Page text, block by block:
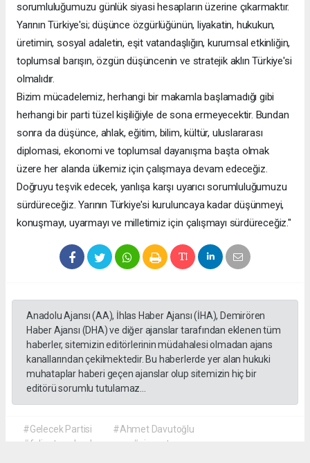
sorumluluğumuzu günlük siyasi hesapların üzerine çıkarmaktır.
Yarının Türkiye'si; düşünce özgürlüğünün, liyakatin, hukukun,
üretimin, sosyal adaletin, eşit vatandaşlığın, kurumsal etkinliğin,
toplumsal barışın, özgün düşüncenin ve stratejik aklın Türkiye'si
olmalıdır.
Bizim mücadelemiz, herhangi bir makamla başlamadığı gibi
herhangi bir parti tüzel kişiliğiyle de sona ermeyecektir. Bundan
sonra da düşünce, ahlak, eğitim, bilim, kültür, uluslararası
diplomasi, ekonomi ve toplumsal dayanışma başta olmak
üzere her alanda ülkemiz için çalışmaya devam edeceğiz.
Doğruyu teşvik edecek, yanlışa karşı uyarıcı sorumluluğumuzu
sürdüreceğiz. Yarının Türkiye'si kuruluncaya kadar düşünmeyi,
konuşmayı, uyarmayı ve milletimiz için çalışmayı sürdüreceğiz."
Anadolu Ajansı (AA), İhlas Haber Ajansı (İHA), Demirören
Haber Ajansı (DHA) ve diğer ajanslar tarafından eklenen tüm
haberler, sitemizin editörlerinin müdahalesi olmadan ajans
kanallarından çekilmektedir. Bu haberlerde yer alan hukuki
muhataplar haberi geçen ajanslar olup sitemizin hiç bir
editörü sorumlu tutulamaz...
#Gelecek Partisi
#Ahmet Davutoğlu
#faliyet sonlandırma
#siyaset